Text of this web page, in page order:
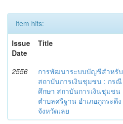
Item hits:
Issue
Date
Title
2556
การพัฒนาระบบบัญชีสำหรับ
สถาบันการเงินชุมชน : กรณี
ศึกษา สถาบันการเงินชุมชน
ตำบลศรีฐาน อำเภอภูกระดึง
จังหวัดเลย